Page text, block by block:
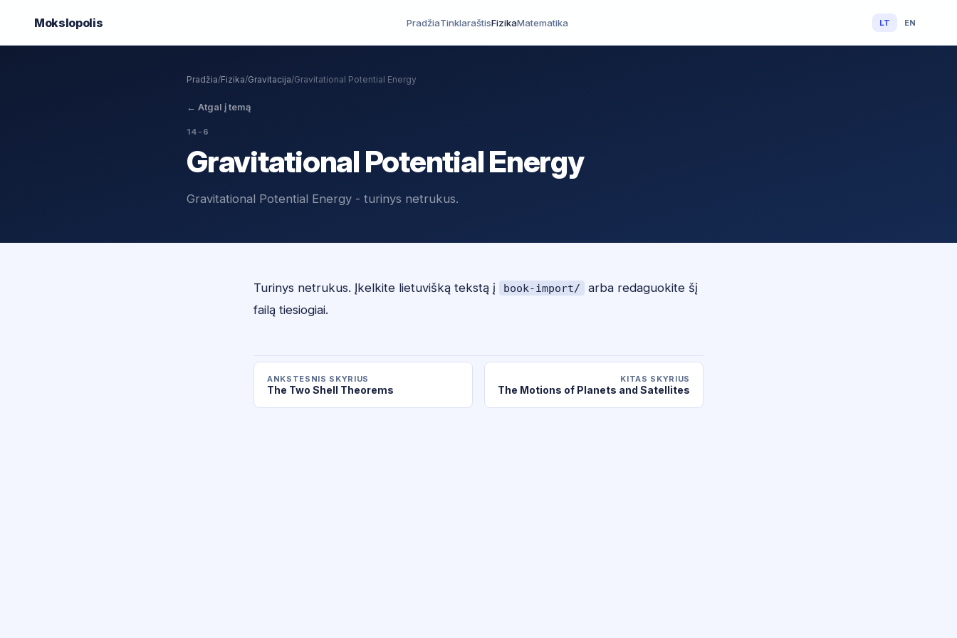
Mokslopolis PradžiaTinklaraštisFizikaMatematika LT EN
Pradžia/Fizika/Gravitacija/Gravitational Potential Energy
← Atgal į temą
14-6
Gravitational Potential Energy
Gravitational Potential Energy - turinys netrukus.
Turinys netrukus. Įkelkite lietuvišką tekstą į book-import/
arba redaguokite šį
failą tiesiogiai.
ANKSTESNIS SKYRIUS
The Two Shell Theorems
KITAS SKYRIUS
The Motions of Planets and Satellites